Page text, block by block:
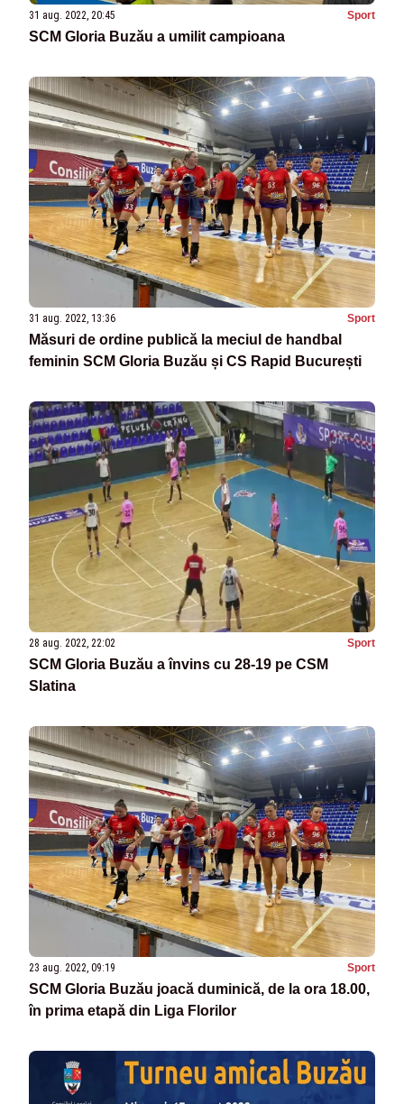
31 aug. 2022, 20:45 Sport
SCM Gloria Buzău a umilit campioana
31 aug. 2022, 13:36 Sport
Măsuri de ordine publică la meciul de handbal
feminin SCM Gloria Buzău și CS Rapid București
28 aug. 2022, 22:02 Sport
SCM Gloria Buzău a învins cu 28-19 pe CSM
Slatina
23 aug. 2022, 09:19 Sport
SCM Gloria Buzău joacă duminică, de la ora 18.00,
în prima etapă din Liga Florilor